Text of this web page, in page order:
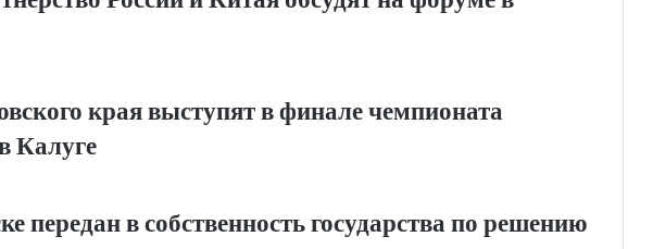
края выступят в финале чемпионата
Калуге
передан в собственность государства по решению